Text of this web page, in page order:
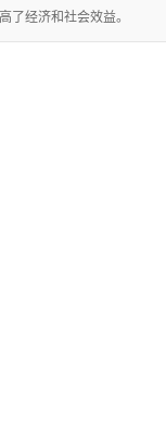
了经济和社会效益。